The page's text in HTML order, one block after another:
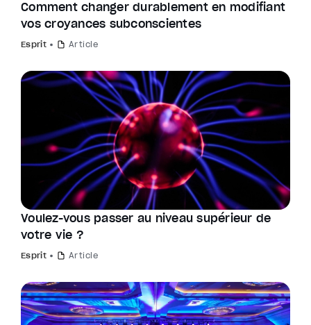
Comment changer durablement en modifiant
vos croyances subconscientes
Esprit Article
Voulez-vous passer au niveau supérieur de
votre vie ?
Esprit Article